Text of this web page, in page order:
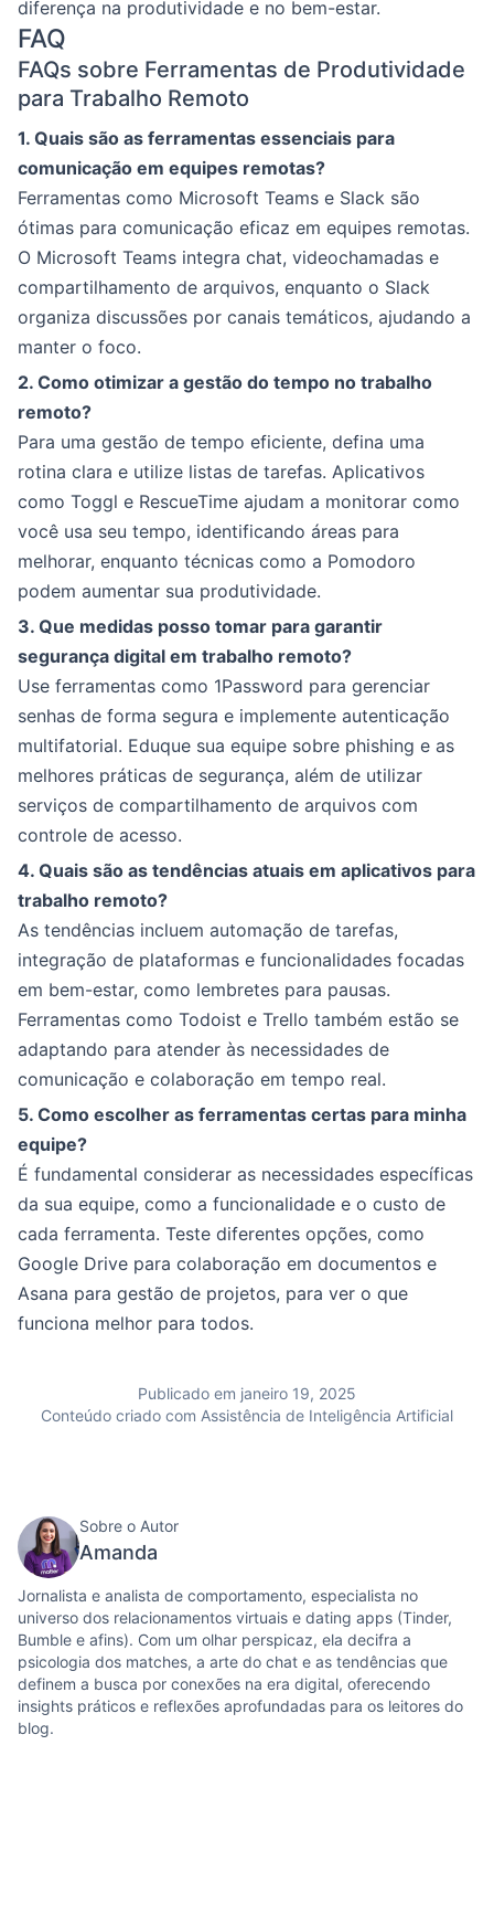
diferença na produtividade e no bem-estar.
FAQ
FAQs sobre Ferramentas de Produtividade
para Trabalho Remoto
1. Quais são as ferramentas essenciais para
comunicação em equipes remotas?
Ferramentas como Microsoft Teams e Slack são
ótimas para comunicação eficaz em equipes remotas.
O Microsoft Teams integra chat, videochamadas e
compartilhamento de arquivos, enquanto o Slack
organiza discussões por canais temáticos, ajudando a
manter o foco.
2. Como otimizar a gestão do tempo no trabalho
remoto?
Para uma gestão de tempo eficiente, defina uma
rotina clara e utilize listas de tarefas. Aplicativos
como Toggl e RescueTime ajudam a monitorar como
você usa seu tempo, identificando áreas para
melhorar, enquanto técnicas como a Pomodoro
podem aumentar sua produtividade.
3. Que medidas posso tomar para garantir
segurança digital em trabalho remoto?
Use ferramentas como 1Password para gerenciar
senhas de forma segura e implemente autenticação
multifatorial. Eduque sua equipe sobre phishing e as
melhores práticas de segurança, além de utilizar
serviços de compartilhamento de arquivos com
controle de acesso.
4. Quais são as tendências atuais em aplicativos para
trabalho remoto?
As tendências incluem automação de tarefas,
integração de plataformas e funcionalidades focadas
em bem-estar, como lembretes para pausas.
Ferramentas como Todoist e Trello também estão se
adaptando para atender às necessidades de
comunicação e colaboração em tempo real.
5. Como escolher as ferramentas certas para minha
equipe?
É fundamental considerar as necessidades específicas
da sua equipe, como a funcionalidade e o custo de
cada ferramenta. Teste diferentes opções, como
Google Drive para colaboração em documentos e
Asana para gestão de projetos, para ver o que
funciona melhor para todos.
Publicado em janeiro 19, 2025
Conteúdo criado com Assistência de Inteligência Artificial
Sobre o Autor
Amanda
Jornalista e analista de comportamento, especialista no
universo dos relacionamentos virtuais e dating apps (Tinder,
Bumble e afins). Com um olhar perspicaz, ela decifra a
psicologia dos matches, a arte do chat e as tendências que
definem a busca por conexões na era digital, oferecendo
insights práticos e reflexões aprofundadas para os leitores do
blog.